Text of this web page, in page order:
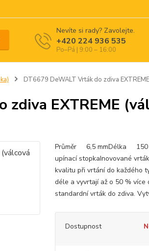
Nevíte si rady? Zavolejte.
+420 224 936 535
Po–Pá | 9:00 – 16:00
DT6679 DeWALT Vrták do zdiva
zdiva EXTREME
Průměr 6,5 mmDélka 150
upínací stopkaInovované
kvalitu při vrtání do každého
déle a vyvrtají až o 50 % více
standardní vrták do zdiva.
Dostupnost